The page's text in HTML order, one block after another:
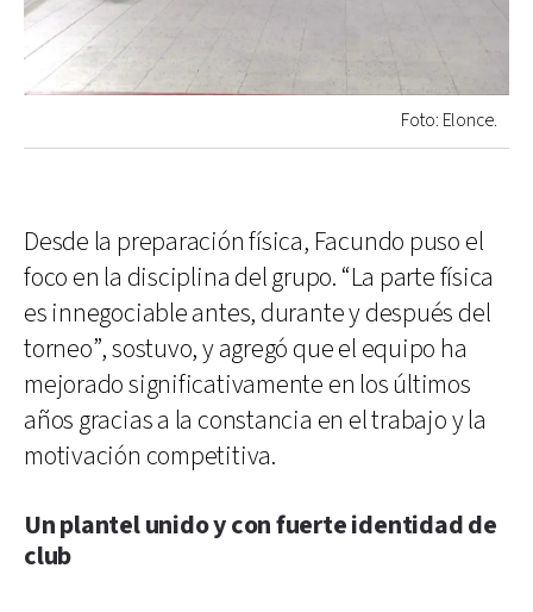
Foto: Elonce.
Desde la preparación física, Facundo puso el
foco en la disciplina del grupo. “La parte física
es innegociable antes, durante y después del
torneo”, sostuvo, y agregó que el equipo ha
mejorado significativamente en los últimos
años gracias a la constancia en el trabajo y la
motivación competitiva.
Un plantel unido y con fuerte identidad de
club